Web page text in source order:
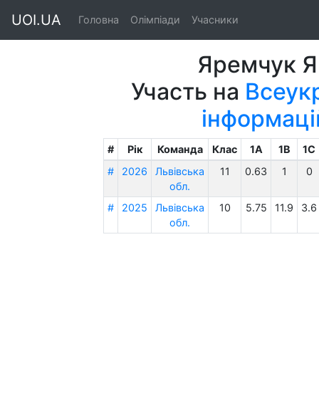
UOI.UA Головна Олімпіади Учасники
Яремчук
Участь на
# Рік Команда Клас 1A 1B
1C
#
2026
Львівська
обл.
11 0.63 1 0
# 2025
Львівська
обл.
10 5.75 11.9 3.6